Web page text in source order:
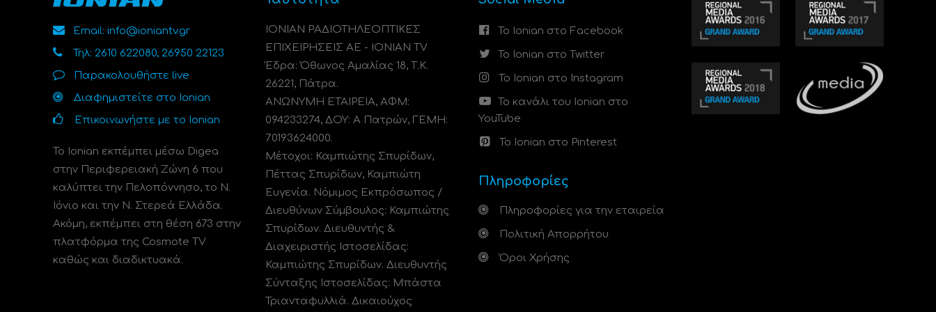
Email: info@ioniantv.gr
Τηλ: 2610 622080, 26950 22123
Παρακολουθήστε live
Διαφημιστείτε στο Ionian
Επικοινωνήστε με το Ionian
Το Ionian εκπέμπει μέσω Digea
στην Περιφερειακή Ζώνη 6 που
καλύπτει την Πελοπόννησο, το N.
Ιόνιο και την Ν. Στερεά Ελλάδα.
Ακόμη, εκπέμπει στη θέση 673 στην
πλατφόρμα της Cosmote TV
καθώς και διαδικτυακά.
ΙΟΝΙΑΝ ΡΑΔΙΟΤΗΛΕΟΠΤΙΚΕΣ
ΕΠΙΧΕΙΡΗΣΕΙΣ ΑΕ - IONIAN TV
Έδρα: Όθωνος Αμαλίας 18, Τ.Κ.
26221, Πάτρα.
ΑΝΩΝΥΜΗ ΕΤΑΙΡΕΙΑ, ΑΦΜ:
094233274, ΔΟΥ: A Πατρών, ΓΕΜΗ:
70193624000.
Μέτοχοι: Καμπιώτης Σπυρίδων,
Πέττας Σπυρίδων, Καμπιώτη
Ευγενία. Νόμιμος Εκπρόσωπος /
Διευθύνων Σύμβουλος: Καμπιώτης
Σπυρίδων. Διευθυντής &
Διαχειριστής Ιστοσελίδας:
Καμπιώτης Σπυρίδων. Διευθυντής
Σύνταξης Ιστοσελίδας: Μπάστα
Τριανταφυλλιά. Δικαιούχος
Το Ionian στο Facebook
Το Ionian στο Twitter
Το Ionian στο Instagram
Το κανάλι του Ionian στο
YouTube
Το Ionian στο Pinterest
Πληροφορίες
Πληροφορίες για την εταιρεία
Πολιτική Απορρήτου
Όροι Χρήσης